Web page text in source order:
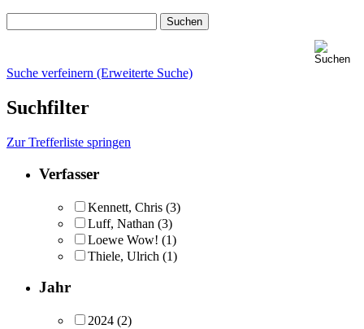
Suche verfeinern (Erweiterte Suche)
Suchfilter
Zur Trefferliste springen
Verfasser
Kennett, Chris (3)
Luff, Nathan (3)
Loewe Wow! (1)
Thiele, Ulrich (1)
Jahr
2024 (2)